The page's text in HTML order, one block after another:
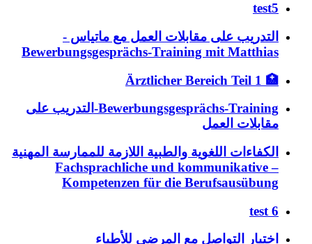
test5
التدريب على مقابلات العمل مع ماتياس -
Bewerbungsgesprächs-Training mit Matthias
🏥 Ärztlicher Bereich Teil 1
Bewerbungsgesprächs-Training-التدريب على
مقابلات العمل
الكفاءات اللغوية والطبية اللازمة للممارسة المهنية
– Fachsprachliche und kommunikative
Kompetenzen für die Berufsausübung
test 6
اختبار التواصل مع المرضى للأطباء